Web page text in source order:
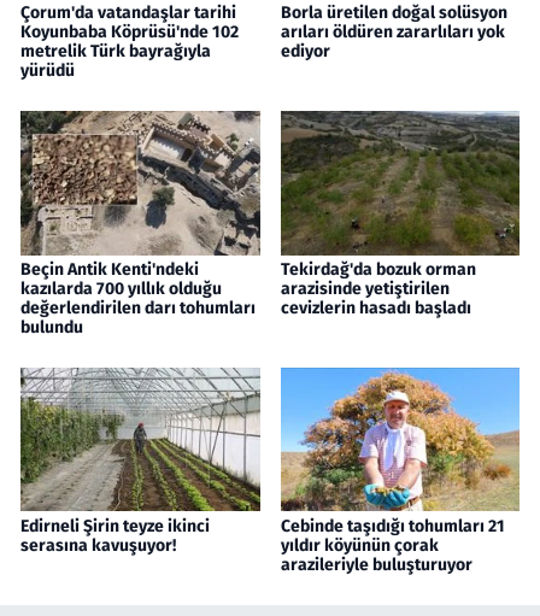
Çorum'da vatandaşlar tarihi
Koyunbaba Köprüsü'nde 102
metrelik Türk bayrağıyla
yürüdü
Borla üretilen doğal solüsyon
arıları öldüren zararlıları yok
ediyor
Beçin Antik Kenti'ndeki
kazılarda 700 yıllık olduğu
değerlendirilen darı tohumları
bulundu
Tekirdağ'da bozuk orman
arazisinde yetiştirilen
cevizlerin hasadı başladı
Edirneli Şirin teyze ikinci
serasına kavuşuyor!
Cebinde taşıdığı tohumları 21
yıldır köyünün çorak
arazileriyle buluşturuyor